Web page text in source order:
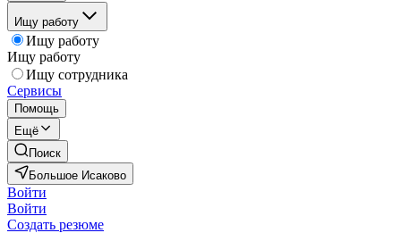
Ищу работу
Ищу работу
Ищу работу
Ищу сотрудника
Сервисы
Помощь
Ещё
Поиск
Большое Исаково
Войти
Войти
Создать резюме